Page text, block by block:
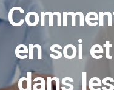
en soi
dans